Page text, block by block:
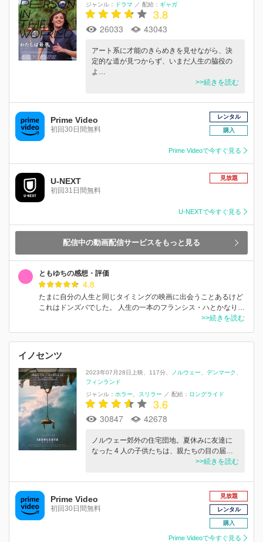
ジャンル：
ドラマ ／ 配給： ギャガ
3.8
26033 43043
アート系に才能のきらめきを見せながら、決
定的な道が見つからず、いまだ人生の脇役の
よ…
>>続きを読む
Prime Video
初回30日間無料
レンタル
購入
Prime Videoで今すぐ見る
U-NEXT
初回31日間無料
見放題
U-NEXTで今すぐ見る
配信中の動画配信サービスをもっと見る
ともゆちの感想・評価
4.8
たまに自分の人生と同じタイミングの映画に出会うことあるけど
これはドンズバでした。 人生の一本のフランシス・ハとかなり…
>>続きを読む
イノセンツ
2023年07月28日上映 117分 ノルウェー
デンマーク
フィンランド
ジャンル： ホラー スリラー ／ 配給： ロングライド
3.6
30847 42678
ノルウェー郊外の住宅団地。夏休みに友達に
なった 4 人の子供たちは、親たちの目の届…
>>続きを読む
Prime Video
初回30日間無料
見放題
レンタル
購入
Prime Videoで今すぐ見る